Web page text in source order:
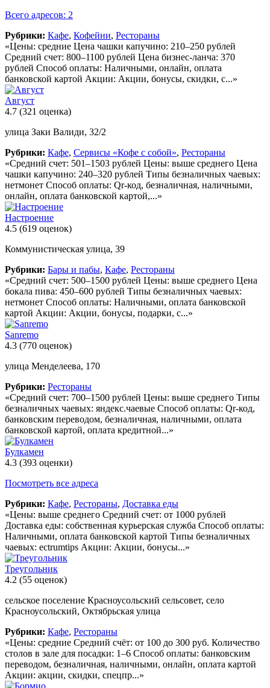
Всего адресов: 2
Рубрики: Кафе, Кофейни, Рестораны
«Цены: средние Цена чашки капучино: 210–250 рублей
Средний счет: 800–1100 рублей Цена бизнес-ланча: 370
рублей Способ оплаты: Наличными, онлайн, оплата
банковской картой Акции: Акции, бонусы, скидки, с...»
Август
4.7 (321 оценка)
улица Заки Валиди, 32/2
Рубрики: Кафе, Сервисы «Кофе с собой», Рестораны
«Средний счет: 501–1503 рублей Цены: выше среднего Цена
чашки капучино: 240–320 рублей Типы безналичных чаевых:
нетмонет Способ оплаты: Qr-код, безналичная, наличными,
онлайн, оплата банковской картой,...»
Настроение
4.5 (619 оценок)
Коммунистическая улица, 39
Рубрики: Бары и пабы, Кафе, Рестораны
«Средний счет: 500–1500 рублей Цены: выше среднего Цена
бокала пива: 450–600 рублей Типы безналичных чаевых:
нетмонет Способ оплаты: Наличными, оплата банковской
картой Акции: Акции, бонусы, подарки, с...»
Sanremo
4.3 (770 оценок)
улица Менделеева, 170
Рубрики: Рестораны
«Средний счет: 700–1500 рублей Цены: выше среднего Типы
безналичных чаевых: яндекс.чаевые Способ оплаты: Qr-код,
банковским переводом, безналичная, наличными, оплата
банковской картой, оплата кредитной...»
Булкамен
4.3 (393 оценки)
Посмотреть все адреса
Рубрики: Кафе, Рестораны, Доставка еды
«Цены: выше среднего Средний счет: от 1000 рублей
Доставка еды: собственная курьерская служба Способ оплаты:
Наличными, оплата банковской картой Типы безналичных
чаевых: ectrumtips Акции: Акции, бонусы...»
Треугольник
4.2 (55 оценок)
сельское поселение Красноусольский сельсовет, село
Красноусольский, Октябрьская улица
Рубрики: Кафе, Рестораны
«Цены: средние Средний счёт: от 100 до 300 руб. Количество
столов в зале для посадки: 1–6 Способ оплаты: банковским
переводом, безналичная, наличными, онлайн, оплата картой
Акции: акции, скидки, спецпр...»